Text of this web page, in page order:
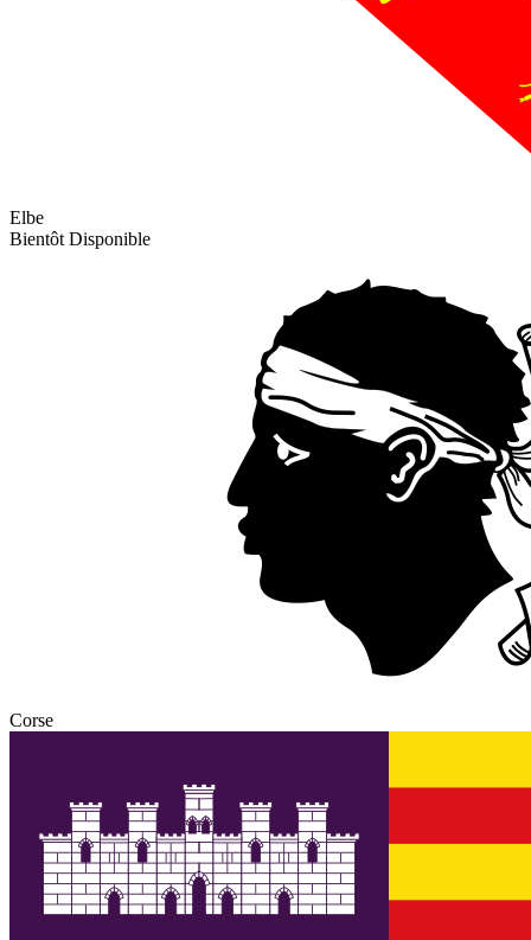
Elbe
Bientôt Disponible
Corse